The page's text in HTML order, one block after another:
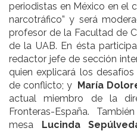
periodistas en México en el
narcotráfico” y será
profesor de la Facultad de
de la UAB. En ésta
redactor jefe de sección
quien explicará los
de conflicto; y María
actual miembro de la
Fronteras-España.
mesa Lucinda